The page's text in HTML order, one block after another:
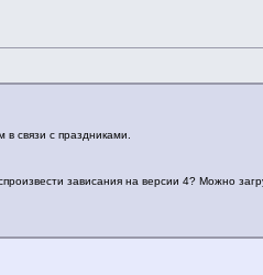
связи с праздниками.
зависания на версии 4? Можно